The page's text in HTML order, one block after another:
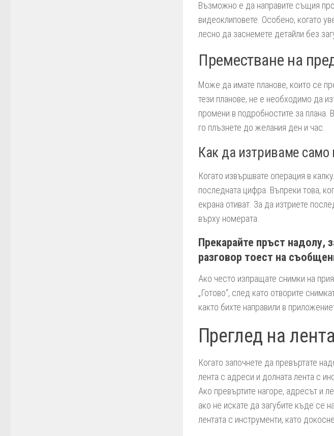
Възможно е да направите същия
видеоклиповете. Особено, когато
лесно да заснемете детайли без
Преместване на
Може да имате планове, които се
тези планове, не е необходимо да
промени в подробностите за
го плъзнете до желания ден и час.
Как да изтриваме само
Когато извършвате операция в
последната цифра. Въпреки това,
екрана отиват. За да изтриете
върху номерата.
Прекарайте пръст надолу,
разговор тоест на
Ако често изпращате снимки на
„Готово“, след като отворите
както бихте направили в
Преглед на
Когато започнете да превъртате
лента с адреси и долната лента с
Ако превъртите нагоре, адресът и
ако не искате да загубите къде се
лентата с инструменти, като